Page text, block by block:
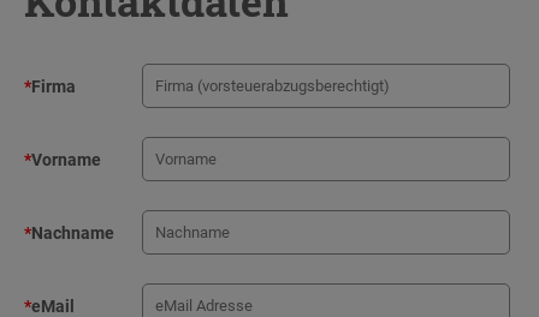
*Firma
*Vorname
*Nachname
*eMail